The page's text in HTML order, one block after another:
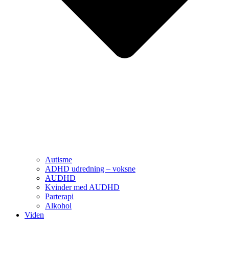
Autisme
ADHD udredning – voksne
AUDHD
Kvinder med AUDHD
Parterapi
Alkohol
Viden